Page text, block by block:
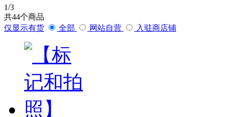
1/3
共44个商品
仅显示有货
全部 网站自营 入驻商店铺